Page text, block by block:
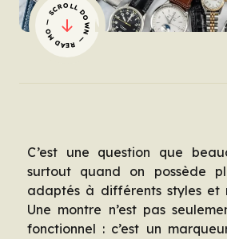
— SCROLL DOWN — READ MORE
C’est une question que
surtout quand on possède
adaptés à différents styles et
Une montre n’est pas
fonctionnel : c’est un